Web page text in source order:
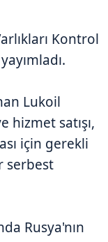
Kontrol
Lukoil
hizmet satışı,
için gerekli
serbest
Rusya'nın